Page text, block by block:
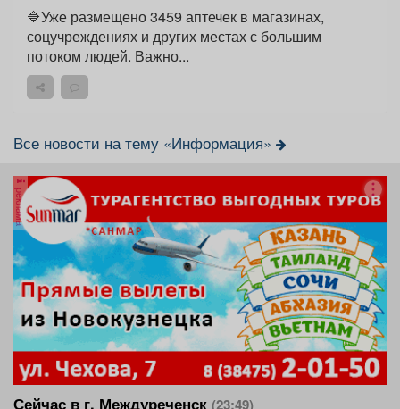
🔷Уже размещено 3459 аптечек в магазинах,
соцучреждениях и других местах с большим
потоком людей. Важно...
Все новости на тему «Информация»
реклама
Сейчас в г. Междуреченск (23:49)